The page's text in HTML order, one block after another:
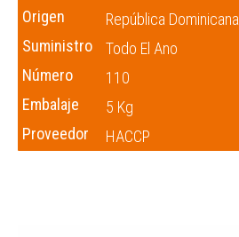
Origen
República Dominicana
Suministro
Todo El Ano
Número
110
Embalaje
5 Kg
Proveedor
HACCP